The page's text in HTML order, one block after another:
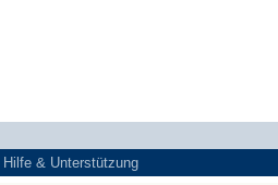
Hilfe & Unterstützung